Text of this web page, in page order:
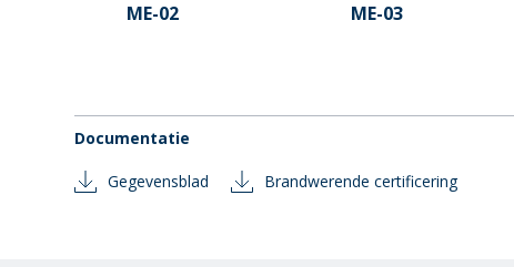
ME-02 ME-03
Documentatie
Gegevensblad Brandwerende certificering